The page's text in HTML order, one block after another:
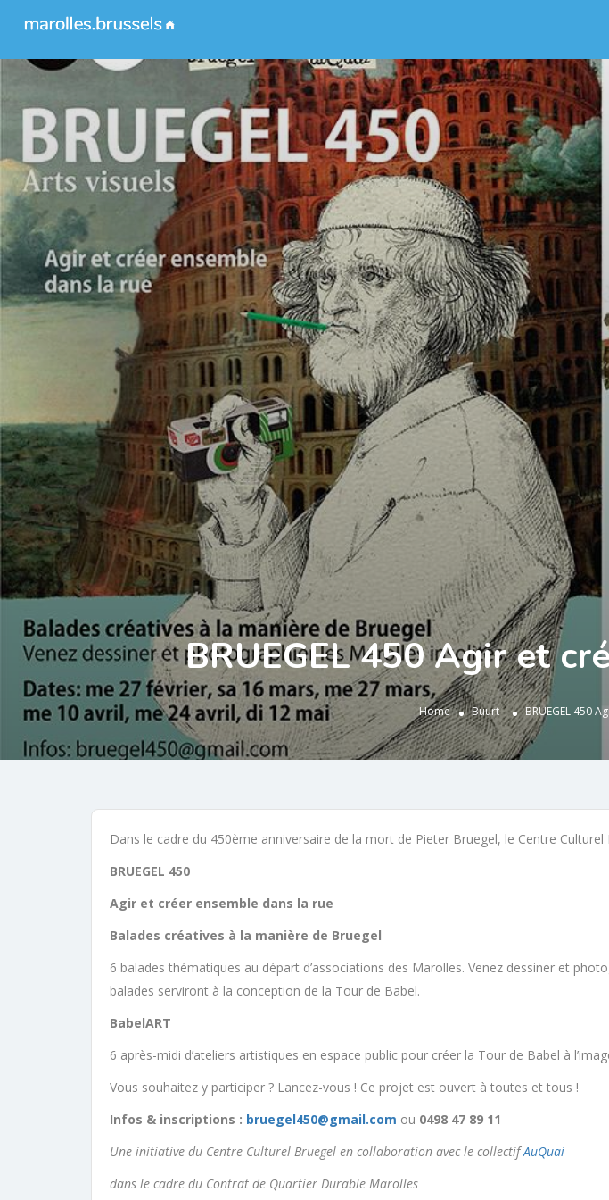
BRUEGEL 450 Agir et
Home Buurt BRUEGEL 450
Dans le cadre du 450ème anniversaire de la mort de Pieter Bruegel, le Centre
BRUEGEL 450
Agir et créer ensemble dans la rue
Balades créatives à la manière de Bruegel
6 balades thématiques au départ d’associations des Marolles. Venez dessiner et
balades serviront à la conception de la Tour de Babel.
BabelART
6 après-midi d’ateliers artistiques en espace public pour créer la Tour de Babel à
Vous souhaitez y participer ? Lancez-vous ! Ce projet est ouvert à toutes et tous !
Infos & inscriptions : bruegel450@gmail.com ou 0498 47 89 11
Une initiative du Centre Culturel Bruegel en collaboration avec le collectifAuQuai
dans le cadre du Contrat de Quartier Durable Marolles